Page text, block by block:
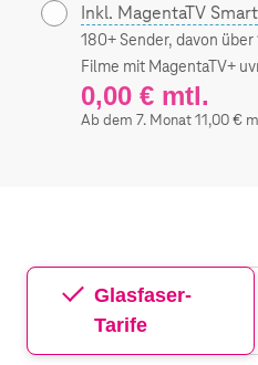
Inkl. MagentaTV Smart
180+ Sender, davon
Filme mit MagentaTV+
0,00 € mtl.
Ab dem 7. Monat 11,00 €
Glasfaser-
Tarife